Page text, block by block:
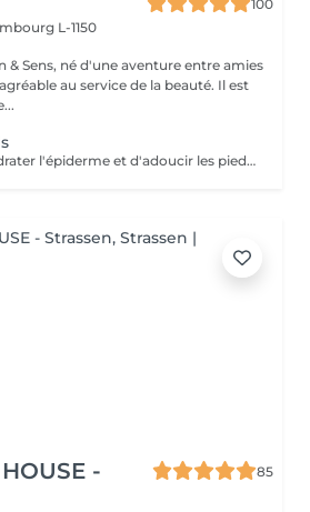
100
L-1150
& Sens, né d'une aventure entre amies
au service de la beauté. Il est
Permet de réparer, hydrater l'épiderme et d'adoucir les pieds abimés ou désséchés. Parfait lors d'une pédicure.
-
85